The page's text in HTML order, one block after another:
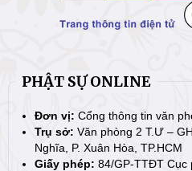
PHẬT SỰ ONLINE
Đơn vị: Cổng thông tin văn
Trụ sở: Văn phòng 2 T.Ư –
Nghĩa, P. Xuân Hòa, TP.HCM
Giấy phép: 84/GP-TTĐT Cục